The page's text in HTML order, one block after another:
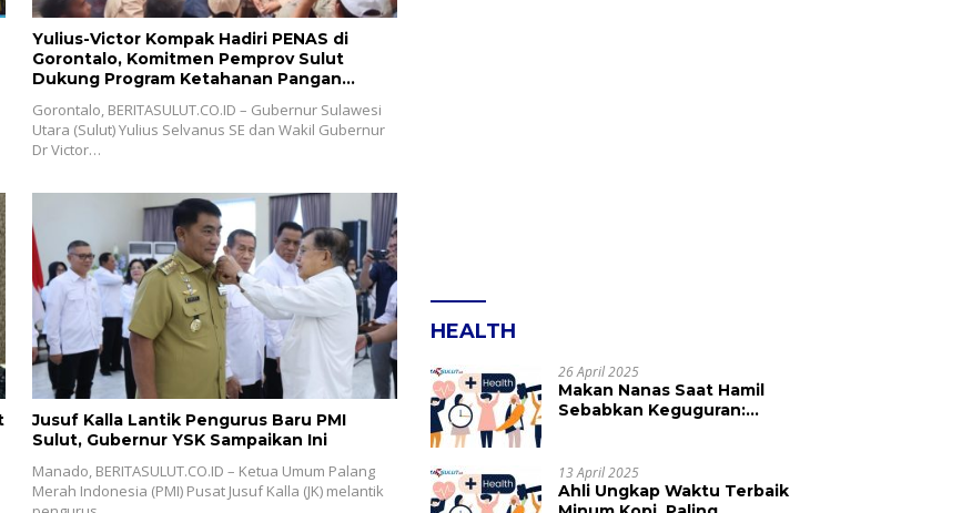
Yulius-Victor Kompak Hadiri PENAS di
Gorontalo, Komitmen Pemprov Sulut
Dukung Program Ketahanan Pangan
Gorontalo, BERITASULUT.CO.ID – Gubernur Sulawesi
Utara (Sulut) Yulius Selvanus SE dan Wakil Gubernur
Dr Victor…
Jusuf Kalla Lantik Pengurus Baru PMI
Sulut, Gubernur YSK Sampaikan Ini
Manado, BERITASULUT.CO.ID – Ketua Umum Palang
Merah Indonesia (PMI) Pusat Jusuf Kalla (JK) melantik
HEALTH
26 April 2025
Makan Nanas Saat Hamil
Sebabkan Keguguran:
13 April 2025
Ahli Ungkap Waktu Terbaik